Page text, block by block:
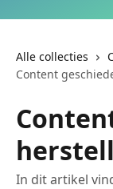
Alle collecties
Content
In dit artikel